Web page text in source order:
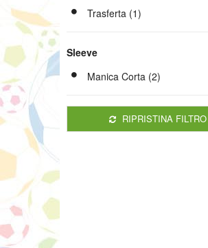
Trasferta (1)
Sleeve
Manica Corta (2)
RIPRISTINA FILTRO